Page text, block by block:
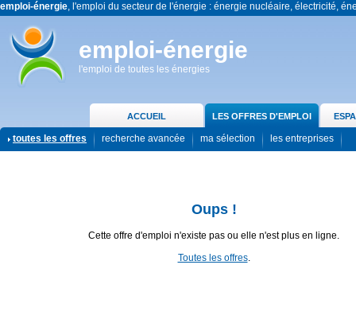
emploi-énergie, l'emploi du secteur de l'énergie : énergie nucléaire, électricité,
emploi-énergie
l'emploi de toutes les énergies
ACCUEIL LES OFFRES D'EMPLOI
toutes les offres recherche avancée ma sélection les entreprises
Oups !
Cette offre d'emploi n'existe pas ou elle n'est plus en ligne.
Toutes les offres.